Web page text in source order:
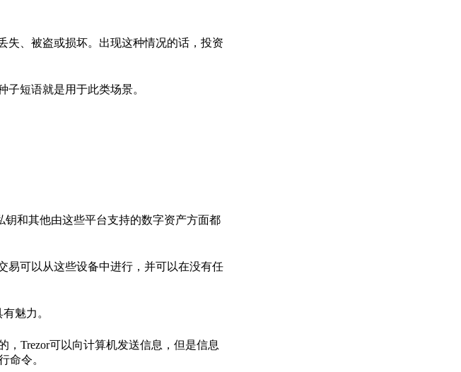
失、被盗或损坏。出现这种情况的话，投资
短语就是用于此类场景。
钥和其他由这些平台支持的数字资产方面都
易可以从这些设备中进行，并可以在没有任
魅力。
，Trezor可以向计算机发送信息，但是信息
命令。